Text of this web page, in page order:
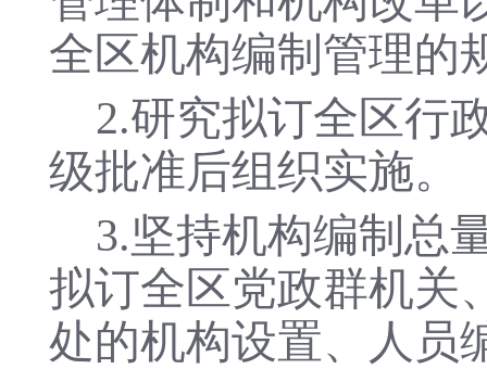
全区机构编制管理的
2.研究拟订全区行
级批准后组织实施。
3.坚持机构编制总
拟订全区党政群机关
处的机构设置、人员